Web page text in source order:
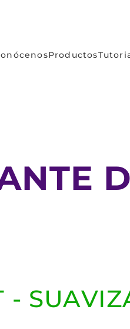
Productos
-